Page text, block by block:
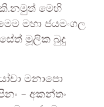
මෙහි
මහා ජයමංගල
මූලික බුදු
මනාපො
– අකන්තං